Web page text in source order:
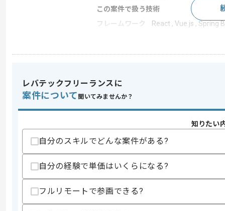
この案件で扱う技術
フレームワーク
React , Vue.js , Spring
開発ツール
GitHub , Docker
業務内容
特徴
求めるスキル
・Kotlin開発経験(2年以上)
・React経験(3か月以上)
・SQL経験
・サーバサイド開発経験(1年以上)
レバテックフリーランスに
案件について 聞いてみませんか？
知りたい
自分のスキルでどんな案件がある?
自分の経験で単価はいくらになる?
フルリモートで参画できる?